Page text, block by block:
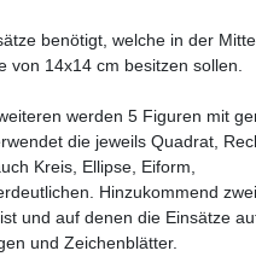
benötigt, welche in der
14x14 cm besitzen sollen.
werden 5 Figuren mit
die jeweils Quadrat,
Kreis, Ellipse, Eiform,
Hinzukommend
und auf denen die Einsätze
und Zeichenblätter.